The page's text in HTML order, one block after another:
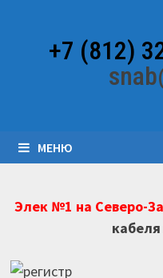
содержимому+7 (812)
МЕНЮ
Элек №1 на Северо-